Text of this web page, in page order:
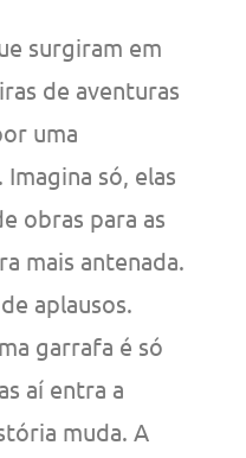
surgiram em
de aventuras
uma
só, elas
obras para as
mais antenada.
aplausos.
garrafa é só
aí entra a
muda. A